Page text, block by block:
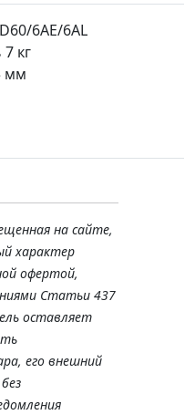
6AE/6AL
кг
мм
на сайте,
характер
офертой,
Статьи 437
оставляет
его внешний